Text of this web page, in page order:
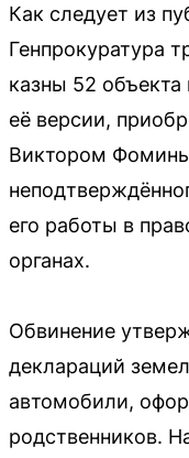
Как следует из
Генпрокуратура
казны 52
её версии,
Виктором
его работы в
органах.
Обвинение
деклараций
автомобили,
родственников.